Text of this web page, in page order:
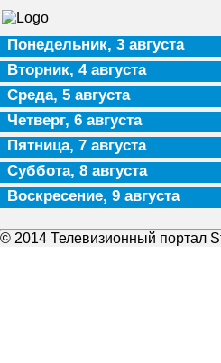
Понедельник, 3 августа
Вторник, 4 августа
Среда, 5 августа
Четверг, 6 августа
Пятница, 7 августа
Суббота, 8 августа
Воскресение, 9 августа
© 2014 Телевизионный портал